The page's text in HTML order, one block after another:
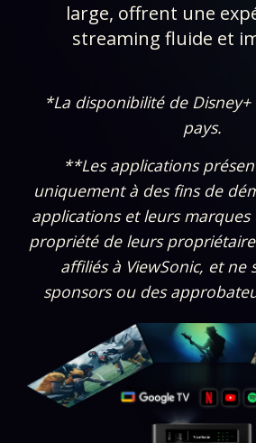
large, offrent une
streaming fluide et
*La disponibilité de Disney+
pays.​​​
**Les applications
uniquement à des fins de
applications et leurs
propriété de leurs
affiliés à ViewSonic, et ne
sponsors ou des